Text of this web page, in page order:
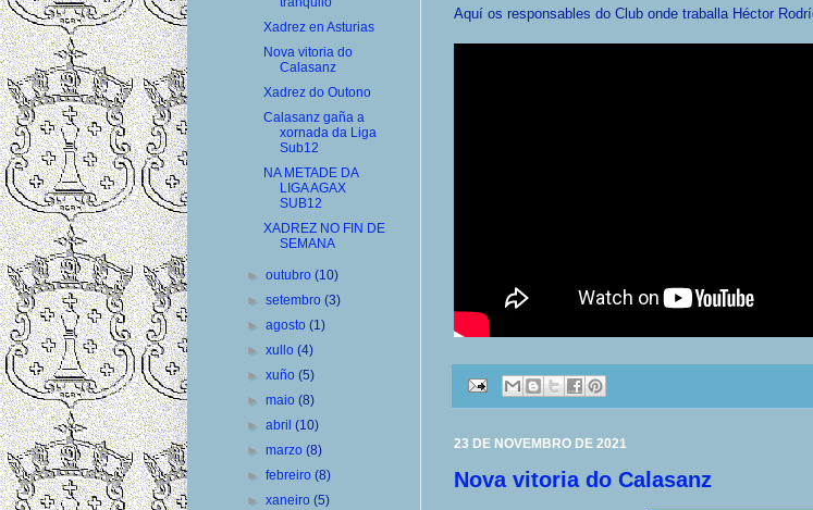
Aquí os responsables do Club onde traballa Héctor
23 DE NOVEMBRO DE 2021
Nova vitoria do Calasanz
Xadrez en Asturias
Nova vitoria do
Calasanz
Xadrez do Outono
Calasanz gaña a
xornada da Liga
Sub12
NA METADE DA
LIGA AGAX
SUB12
XADREZ NO FIN DE
SEMANA
►outubro(10)
►setembro(3)
►agosto(1)
►xullo(4)
►xuño(5)
►maio(8)
►abril(10)
►marzo(8)
►febreiro(8)
►xaneiro(5)